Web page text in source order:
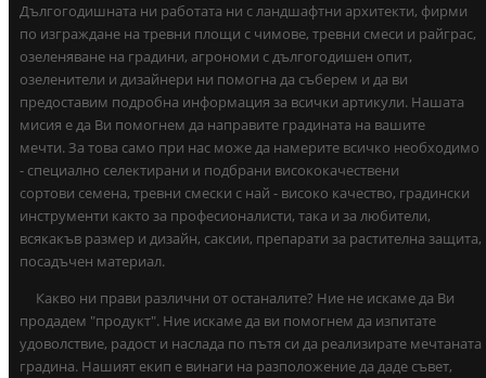
Дългогодишната ни работата ни с ландшафтни архитекти, фирми
по изграждане на тревни площи с чимове, тревни смеси и райграс,
озеленяване на градини, агрономи с дългогодишен опит,
озеленители и дизайнери ни помогна да съберем и да ви
предоставим подробна информация за всички артикули. Нашата
мисия е да Ви помогнем да направите градината на вашите
мечти. За това само при нас може да намерите всичко необходимо
- специално селектирани и подбрани висококачествени
сортови семена, тревни смески с най - високо качество, градински
инструменти както за професионалисти, така и за любители,
всякакъв размер и дизайн, саксии, препарати за растителна защита,
посадъчен материал.
Какво ни прави различни от останалите? Ние не искаме да Ви
продадем "продукт". Ние искаме да ви помогнем да изпитате
удоволствие, радост и наслада по пътя си да реализирате мечтаната
градина. Нашият екип е винаги на разположение да даде съвет,